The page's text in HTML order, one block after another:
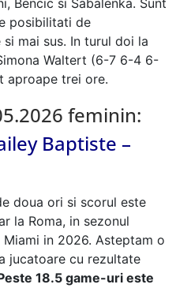
Bencic si Sabalenka. Sunt
posibilitati de
mai sus. In turul doi la
Waltert (6-7 6-4 6-
aproape trei ore.
feminin:
Baptiste –
doua ori si scorul este
la Roma, in sezonul
in 2026. Asteptam o
jucatoare cu rezultate
18.5 game-uri este